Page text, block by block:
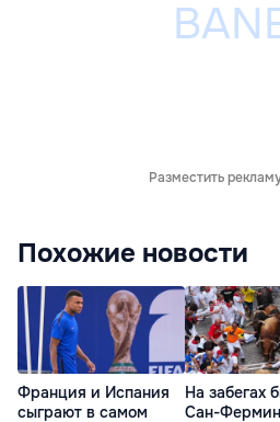
Разместить
Похожие новости
Франция и Испания
сыграют в самом
На забегах
Сан-